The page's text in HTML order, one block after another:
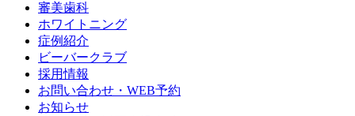
審美歯科
ホワイトニング
症例紹介
ビーバークラブ
採用情報
お問い合わせ・WEB予約
お知らせ